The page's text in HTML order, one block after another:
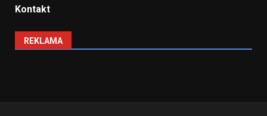
Kontakt
REKLAMA